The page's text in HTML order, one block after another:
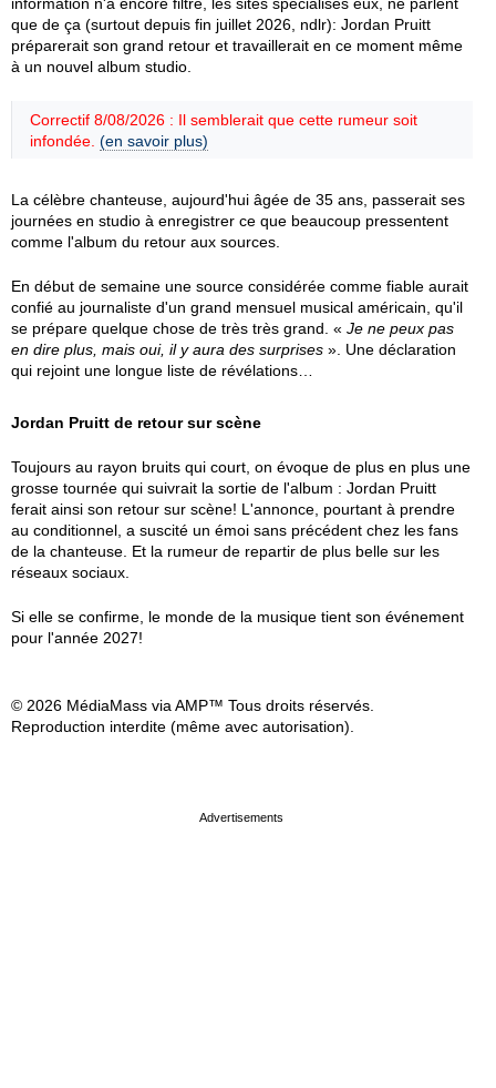
que de ça (surtout depuis fin juillet 2026, ndlr): Jordan Pruitt
préparerait son grand retour et travaillerait en ce moment même
à un nouvel album studio.
Correctif 8/08/2026 : Il semblerait que cette rumeur soit
infondée. (en savoir plus)
La célèbre chanteuse, aujourd'hui âgée de 35 ans, passerait ses
journées en studio à enregistrer ce que beaucoup pressentent
comme l'album du retour aux sources.
En début de semaine une source considérée comme fiable aurait
confié au journaliste d'un grand mensuel musical américain, qu'il
se prépare quelque chose de très très grand. « Je ne peux pas
en dire plus, mais oui, il y aura des surprises ». Une déclaration
qui rejoint une longue liste de révélations…
Jordan Pruitt de retour sur scène
Toujours au rayon bruits qui court, on évoque de plus en plus une
grosse tournée qui suivrait la sortie de l'album : Jordan Pruitt
ferait ainsi son retour sur scène! L'annonce, pourtant à prendre
au conditionnel, a suscité un émoi sans précédent chez les fans
de la chanteuse. Et la rumeur de repartir de plus belle sur les
réseaux sociaux.
Si elle se confirme, le monde de la musique tient son événement
pour l'année 2027!
© 2026 MédiaMass via AMP™ Tous droits réservés.
Reproduction interdite (même avec autorisation).